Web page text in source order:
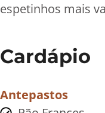
espetinhos mais
Cardápio
Antepastos